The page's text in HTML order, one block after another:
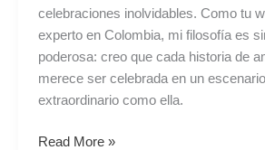
celebraciones inolvidables. Como tu
experto en Colombia, mi filosofía es
poderosa: creo que cada historia de
merece ser celebrada en un
extraordinario como ella.
Read More »